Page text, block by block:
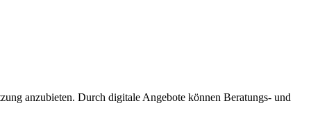
anzubieten. Durch digitale Angebote können Beratungs- und